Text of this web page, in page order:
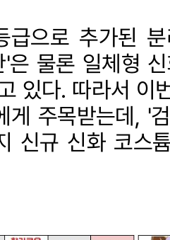
급으로 추가된
'은 물론 일체형
있다. 따라서 이
게 주목받는데, '
신규 신화 코스